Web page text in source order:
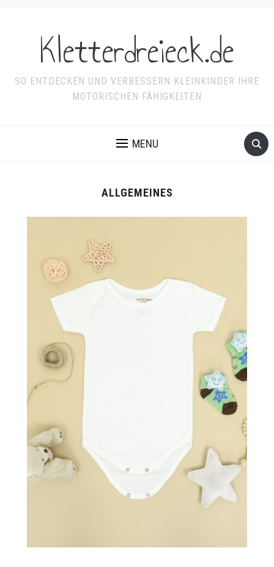
Kletterdreieck.de
SO ENTDECKEN UND VERBESSERN KLEINKINDER IHRE
MOTORISCHEN FÄHIGKEITEN
MENU
ALLGEMEINES